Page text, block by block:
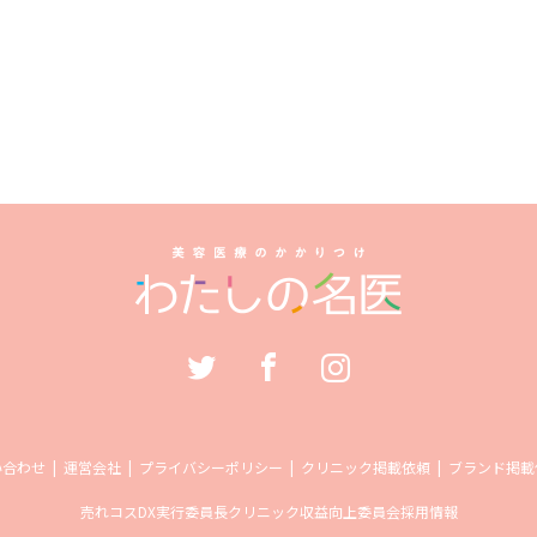
わせ 運営会社 プライバシーポリシー クリニック掲載依頼 ブランド掲
売れコスDX実行委員長クリニック収益向上委員会採用情報